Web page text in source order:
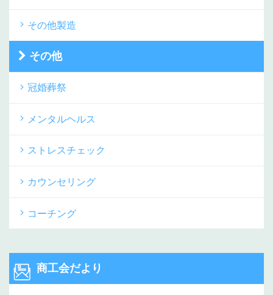
その他製造
その他
冠婚葬祭
メンタルヘルス
ストレスチェック
カウンセリング
コーチング
商工会だより